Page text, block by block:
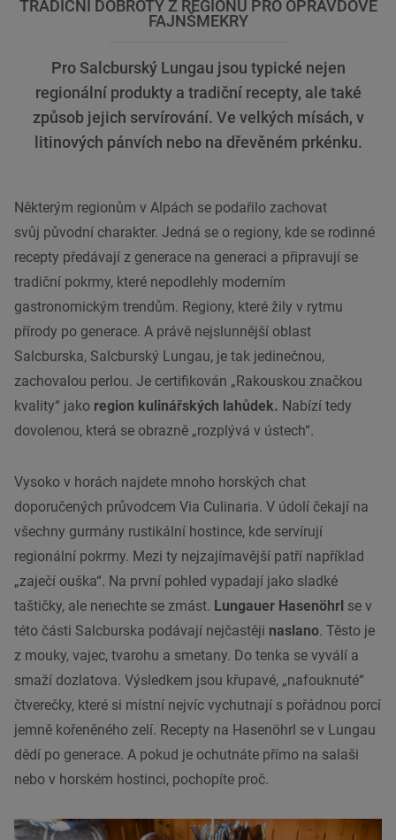
TRADIČNÍ DOBROTY Z REGIONU PRO OPRAVDOVÉ
FAJNŠMEKRY
Pro Salcburský Lungau jsou typické nejen
regionální produkty a tradiční recepty, ale také
způsob jejich servírování. Ve velkých mísách, v
litinových pánvích nebo na dřevěném prkénku.
Některým regionům v Alpách se podařilo zachovat
svůj původní charakter. Jedná se o regiony, kde se rodinné
recepty předávají z generace na generaci a připravují se
tradiční pokrmy, které nepodlehly moderním
gastronomickým trendům. Regiony, které žily v rytmu
přírody po generace. A právě nejslunnější oblast
Salcburska, Salcburský Lungau, je tak jedinečnou,
zachovalou perlou. Je certifikován „Rakouskou značkou
kvality“ jako region kulinářských lahůdek. Nabízí tedy
dovolenou, která se obrazně „rozplývá v ústech“.
Vysoko v horách najdete mnoho horských chat
doporučených průvodcem Via Culinaria. V údolí čekají na
všechny gurmány rustikální hostince, kde servírují
regionální pokrmy. Mezi ty nejzajímavější patří například
„zaječí ouška“. Na první pohled vypadají jako sladké
taštičky, ale nenechte se zmást. Lungauer Hasenöhrl se v
této části Salcburska podávají nejčastěji naslano. Těsto je
z mouky, vajec, tvarohu a smetany. Do tenka se vyválí a
smaží dozlatova. Výsledkem jsou křupavé, „nafouknuté“
čtverečky, které si místní nejvíc vychutnají s pořádnou porcí
jemně kořeněného zelí. Recepty na Hasenöhrl se v Lungau
dědí po generace. A pokud je ochutnáte přímo na salaši
nebo v horském hostinci, pochopíte proč.